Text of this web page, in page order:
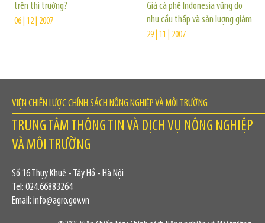
trên thị trường?
06 | 12 | 2007
Giá cà phê Indonesia vững do
nhu cầu thấp và sản lượng giảm
29 | 11 | 2007
VIỆN CHIẾN LƯỢC CHÍNH SÁCH NÔNG NGHIỆP VÀ MÔI TRƯỜNG
TRUNG TÂM THÔNG TIN VÀ DỊCH VỤ NÔNG NGHIỆP
VÀ MÔI TRƯỜNG
Số 16 Thụy Khuê - Tây Hồ - Hà Nội
Tel: 024.66883264
Email: info@agro.gov.vn